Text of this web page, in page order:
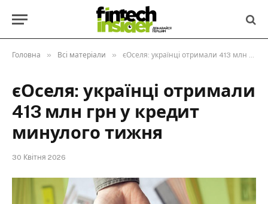
Головна » Всі матеріали » єОселя: українці отримали 413 млн грн у кредит минулого тижня
єОселя: українці отримали
413 млн грн у кредит
минулого тижня
30 Квітня 2026